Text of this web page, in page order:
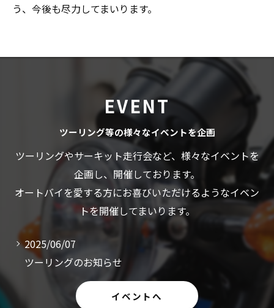
う、今後も尽力してまいります。
EVENT
ツーリング等の様々なイベントを企画
ツーリングやサーキット走行会など、様々なイベントを
企画し、開催しております。
オートバイを愛する方にお喜びいただけるようなイベン
トを開催してまいります。
サーキット走行会のご案内
2025/06/07
ツーリングのお知らせ
ツーリングのお知らせイベントへ